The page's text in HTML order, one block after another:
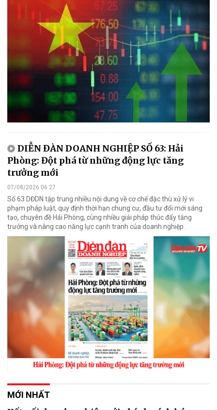
DIỄN ĐÀN DOANH NGHIỆP SỐ 63: Hải
Phòng: Đột phá từ những động lực tăng
trưởng mới
07/08/2026 06:27
Số 63 DĐDN tập trung nhiều nội dung về cơ chế đặc thù xử lý vi
phạm pháp luật, quy định thời hạn chung cư, đầu tư đổi mới sáng
tạo, chuyên đề Hải Phòng, cùng nhiều giải pháp thúc đẩy tăng
trưởng và nâng cao năng lực cạnh tranh của doanh nghiệp.
MỚI NHẤT